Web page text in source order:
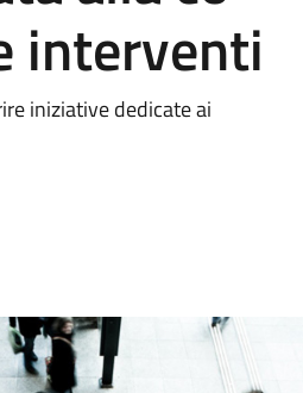
interventi
iniziative dedicate ai